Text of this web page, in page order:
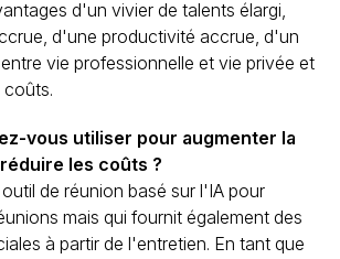
d'un vivier de talents élargi,
d'une productivité accrue, d'un
vie professionnelle et vie privée et
vous utiliser pour augmenter la
les coûts ?
de réunion basé sur l'IA pour
mais qui fournit également des
à partir de l'entretien. En tant que